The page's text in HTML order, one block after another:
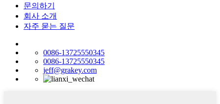
문의하기
회사 소개
자주 묻는 질문
0086-13725550345
0086-13725550345
jeff@grakey.com